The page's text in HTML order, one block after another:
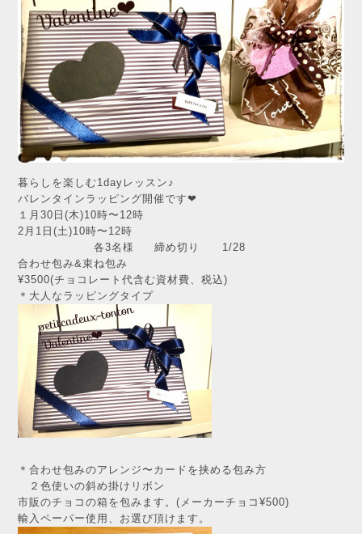
暮らしを楽しむ1dayレッスン♪
バレンタインラッピング開催です❤︎
１月30日(木)10時〜12時
2月1日(土)10時〜12時
各3名様 締め切り 1/28
合わせ包み&束ね包み
¥3500(チョコレート代含む資材費、税込)
＊大人なラッピングタイプ
＊合わせ包みのアレンジ〜カードを挟める包み方
２色使いの斜め掛けリボン
市販のチョコの箱を包みます。(メーカーチョコ¥500)
輸入ペーパー使用、お選び頂けます。